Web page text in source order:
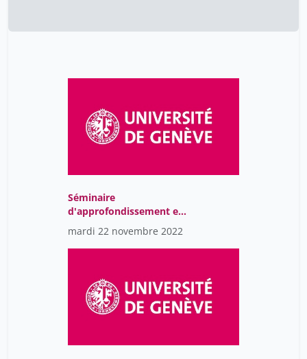
Séminaire
d'approfondissement en
Sociologie B - Migration
et inclusion dans la ville
ouverte: Essais
mardi 22 novembre 2022